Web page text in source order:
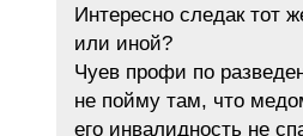
Интересно следак тот
или иной?
Чуев профи по
не пойму там, что
его инвалидность не